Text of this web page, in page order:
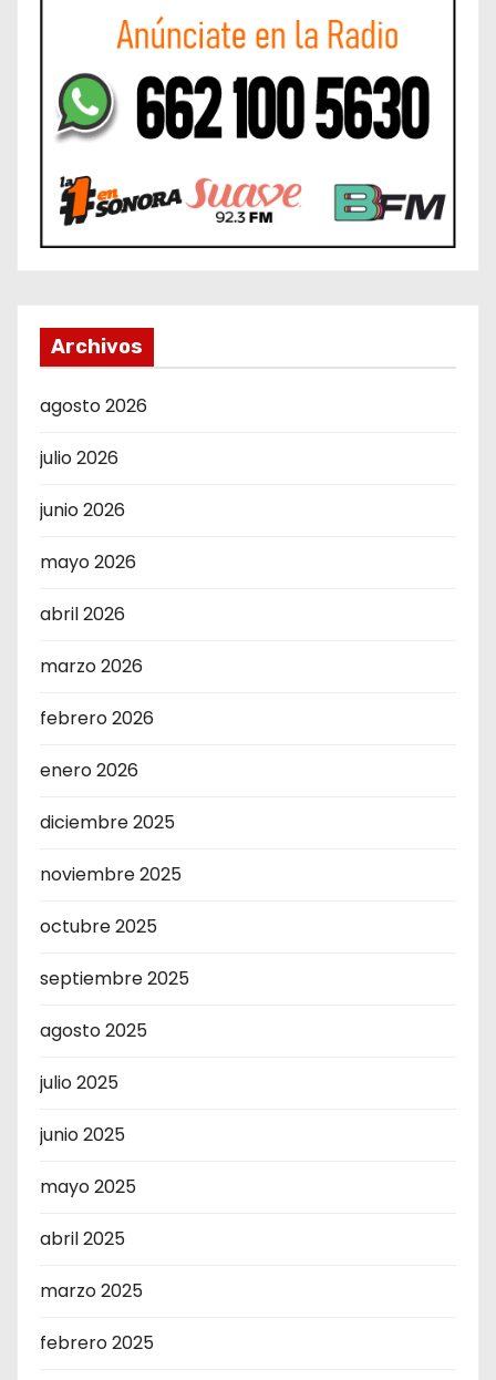
Archivos
agosto 2026
julio 2026
junio 2026
mayo 2026
abril 2026
marzo 2026
febrero 2026
enero 2026
diciembre 2025
noviembre 2025
octubre 2025
septiembre 2025
agosto 2025
julio 2025
junio 2025
mayo 2025
abril 2025
marzo 2025
febrero 2025